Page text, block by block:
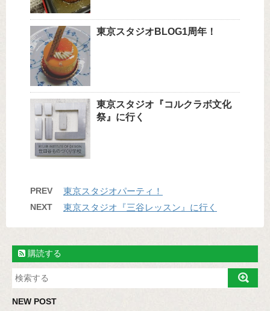
東京スタジオBLOG1周年！
東京スタジオ『コルクラボ文化
祭』に行く
PREV 東京スタジオパーティ！
NEXT 東京スタジオ『三谷レッスン』に行く
購読する
NEW POST